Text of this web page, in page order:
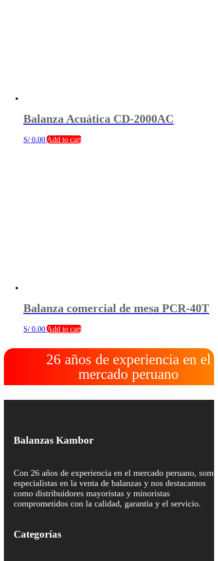
Balanza Acuática CD-2000AC
S/0.00Add to cart
Balanza comercial de mesa PCR-40T
S/0.00Add to cart
26 años de experiencia en el
mercado peruano
Balanzas Kambor
Con 26 años de experiencia en el mercado peruano,
especialistas en la venta de balanzas y nos destacamos
como distribuidores mayoristas y minoristas
comprometidos con la calidad, garantia y el servicio.
Categorías